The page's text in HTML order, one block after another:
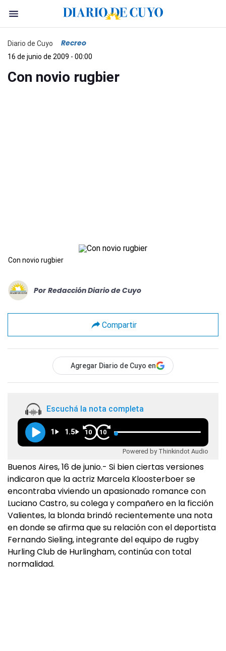
Diario de Cuyo Recreo
16 de junio de 2009 - 00:00
Con novio rugbier
Con novio rugbier
Por Redacción Diario de Cuyo
Compartir
Agregar Diario de Cuyo en
Escuchá la nota completa
1 1.5 10 10
Powered by Thinkindot Audio
Buenos Aires, 16 de junio.- Si bien ciertas versiones
indicaron que la actriz Marcela Kloosterboer se
encontraba viviendo un apasionado romance con
Luciano Castro, su colega y compañero en la ficción
Valientes, la blonda brindó recientemente una nota
en donde se afirma que su relación con el deportista
Fernando Sieling, integrante del equipo de rugby
Hurling Club de Hurlingham, continúa con total
normalidad.